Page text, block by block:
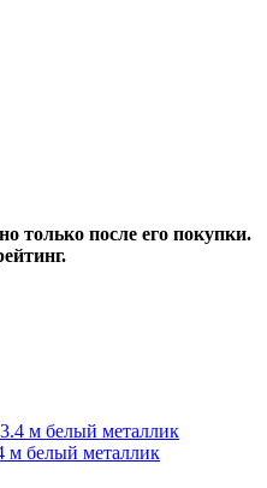
только после его покупки.
м белый металлик